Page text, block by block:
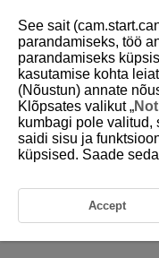
D403-001
See sait
parandamiseks, töö
parandamiseks
kasutamise kohta
(Nõustun) annate
Klõpsates valikut „
kumbagi pole valitud,
saidi sisu ja
küpsised. Saade
Accept